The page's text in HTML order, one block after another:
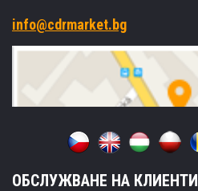
info@cdrmarket.bg
ОБСЛУЖВАНЕ НА КЛИЕНТИ